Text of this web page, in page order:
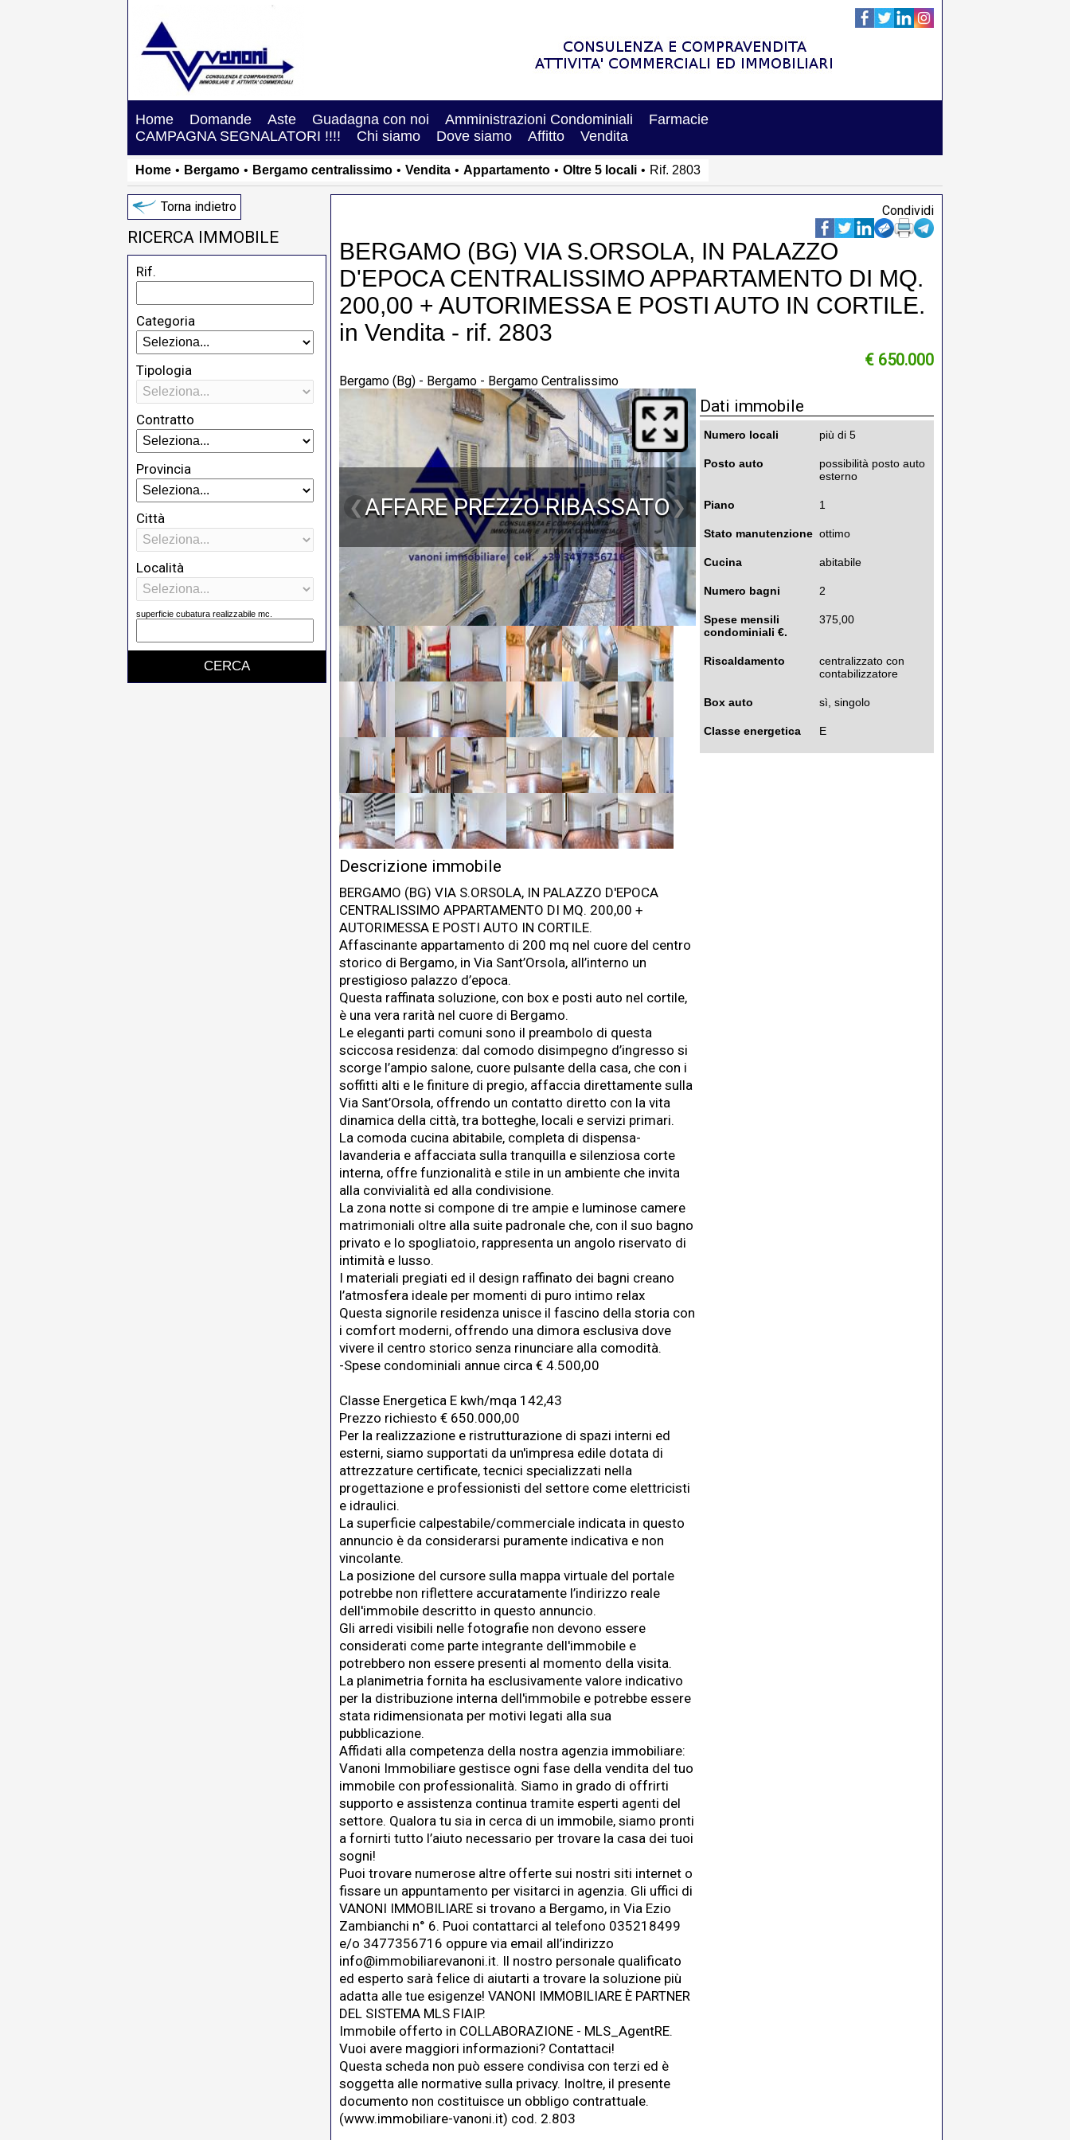
Home Domande Aste Guadagna con noi Amministrazioni Condominiali
Farmacie
CAMPAGNA SEGNALATORI !!!!
Chi siamo Dove siamo Affitto Vendita
Home • Bergamo • Bergamo centralissimo • Vendita • Appartamento • Oltre 5 locali • Rif. 2803
Torna indietro
RICERCA IMMOBILE
Rif.
Categoria
Tipologia
Contratto
Provincia
Città
Località
superficie cubatura realizzabile mc.
Condividi
BERGAMO (BG) VIA S.ORSOLA, IN PALAZZO
D'EPOCA CENTRALISSIMO APPARTAMENTO DI MQ.
200,00 + AUTORIMESSA E POSTI AUTO IN CORTILE.
in Vendita - rif. 2803
€ 650.000
Bergamo (Bg) - Bergamo - Bergamo Centralissimo
❮ ❯
AFFARE PREZZO RIBASSATO
Descrizione immobile
BERGAMO (BG) VIA S.ORSOLA, IN PALAZZO D'EPOCA
CENTRALISSIMO APPARTAMENTO DI MQ. 200,00 +
AUTORIMESSA E POSTI AUTO IN CORTILE.
Affascinante appartamento di 200 mq nel cuore del centro
storico di Bergamo, in Via Sant’Orsola, all’interno un
prestigioso palazzo d’epoca.
Questa raffinata soluzione, con box e posti auto nel cortile,
è una vera rarità nel cuore di Bergamo.
Le eleganti parti comuni sono il preambolo di questa
sciccosa residenza: dal comodo disimpegno d’ingresso si
scorge l’ampio salone, cuore pulsante della casa, che con i
soffitti alti e le finiture di pregio, affaccia direttamente sulla
Via Sant’Orsola, offrendo un contatto diretto con la vita
dinamica della città, tra botteghe, locali e servizi primari.
La comoda cucina abitabile, completa di dispensa-
lavanderia e affacciata sulla tranquilla e silenziosa corte
interna, offre funzionalità e stile in un ambiente che invita
alla convivialità ed alla condivisione.
La zona notte si compone di tre ampie e luminose camere
matrimoniali oltre alla suite padronale che, con il suo bagno
privato e lo spogliatoio, rappresenta un angolo riservato di
intimità e lusso.
I materiali pregiati ed il design raffinato dei bagni creano
l’atmosfera ideale per momenti di puro intimo relax
Questa signorile residenza unisce il fascino della storia con
i comfort moderni, offrendo una dimora esclusiva dove
vivere il centro storico senza rinunciare alla comodità.
-Spese condominiali annue circa € 4.500,00
Classe Energetica E kwh/mqa 142,43
Prezzo richiesto € 650.000,00
Per la realizzazione e ristrutturazione di spazi interni ed
esterni, siamo supportati da un'impresa edile dotata di
attrezzature certificate, tecnici specializzati nella
progettazione e professionisti del settore come elettricisti
e idraulici.
La superficie calpestabile/commerciale indicata in questo
annuncio è da considerarsi puramente indicativa e non
vincolante.
La posizione del cursore sulla mappa virtuale del portale
potrebbe non riflettere accuratamente l’indirizzo reale
dell'immobile descritto in questo annuncio.
Gli arredi visibili nelle fotografie non devono essere
considerati come parte integrante dell'immobile e
potrebbero non essere presenti al momento della visita.
La planimetria fornita ha esclusivamente valore indicativo
per la distribuzione interna dell'immobile e potrebbe essere
stata ridimensionata per motivi legati alla sua
pubblicazione.
Affidati alla competenza della nostra agenzia immobiliare:
Vanoni Immobiliare gestisce ogni fase della vendita del tuo
immobile con professionalità. Siamo in grado di offrirti
supporto e assistenza continua tramite esperti agenti del
settore. Qualora tu sia in cerca di un immobile, siamo pronti
a fornirti tutto l’aiuto necessario per trovare la casa dei tuoi
sogni!
Puoi trovare numerose altre offerte sui nostri siti internet o
fissare un appuntamento per visitarci in agenzia. Gli uffici di
VANONI IMMOBILIARE si trovano a Bergamo, in Via Ezio
Zambianchi n° 6. Puoi contattarci al telefono 035218499
e/o 3477356716 oppure via email all’indirizzo
info@immobiliarevanoni.it. Il nostro personale qualificato
ed esperto sarà felice di aiutarti a trovare la soluzione più
adatta alle tue esigenze! VANONI IMMOBILIARE È PARTNER
DEL SISTEMA MLS FIAIP.
Immobile offerto in COLLABORAZIONE - MLS_AgentRE.
Vuoi avere maggiori informazioni? Contattaci!
Questa scheda non può essere condivisa con terzi ed è
soggetta alle normative sulla privacy. Inoltre, il presente
documento non costituisce un obbligo contrattuale.
(www.immobiliare-vanoni.it) cod. 2.803
Dati immobile
Numero locali più di 5
Posto auto
possibilità posto auto
esterno
Piano 1
Stato manutenzione ottimo
Cucina abitabile
Numero bagni 2
Spese mensili
condominiali €.
375,00
Riscaldamento
centralizzato con
contabilizzatore
Box auto sì, singolo
Classe energetica E